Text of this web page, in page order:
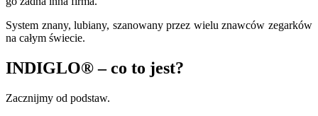
System znany, lubiany, szanowany przez wielu znawców zegarków
na całym świecie.
INDIGLO® – co to jest?
Zacznijmy od podstaw.